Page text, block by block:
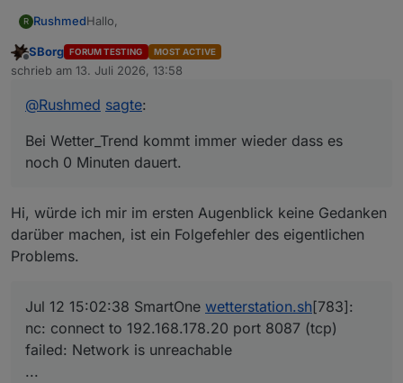
R RushmedHallo,
ich hebe gestern einen neuen Server inkl.
Wetterstation Script neu aufgesetzt.
so aus:
● wetterstation.service - Service für
Active: active (running) since Sun
Invocation:
     Memory: 9.1M (peak: 13.7M)
        CPU: 2min 16.193s
CGroup: /system.slice/
             ├─89785 tail -1
             └─89786 nc -nlvw 1 -p 9999
0 Minuten dauert.
Offline
SBorg FORUM TESTING MOST ACTIVE
schrieb am 13. Juli 2026, 13:58
zuletzt editiert von
@Rushmed sagte:
Bei Wetter_Trend kommt immer wieder dass es
noch 0 Minuten dauert.
Hi, würde ich mir im ersten Augenblick keine Gedanken
darüber machen, ist ein Folgefehler des eigentlichen
Problems.
Jul 12 15:02:38 SmartOne wetterstation.sh[783]:
nc: connect to 192.168.178.20 port 8087 (tcp)
failed: Network is unreachable
...